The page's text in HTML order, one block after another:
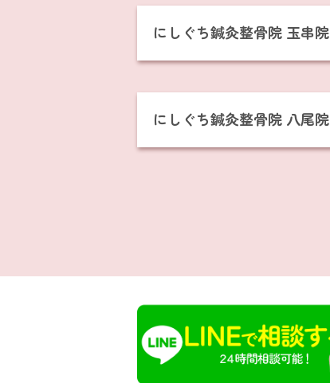
にしぐち鍼灸整骨院 玉串院
にしぐち鍼灸整骨院 八尾院